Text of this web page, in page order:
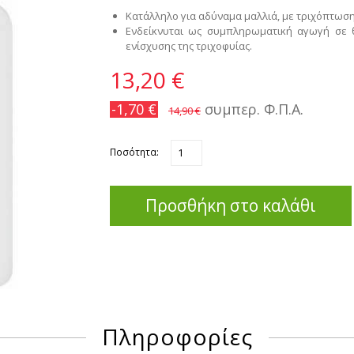
Κατάλληλο για αδύναμα μαλλιά, με
Ενδείκνυται ως συμπληρωματική αγωγή σε
ενίσχυσης της τριχοφυίας.
13,20 €
-1,70 € 14,90 € συμπερ. Φ.Π.Α.
Ποσότητα:
Προσθήκη στο καλάθι
Πληροφορίες